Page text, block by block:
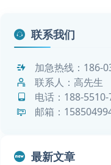
联系我们
加急热线： 186-
联系人：高先生
电话： 188-
邮箱：
最新文章